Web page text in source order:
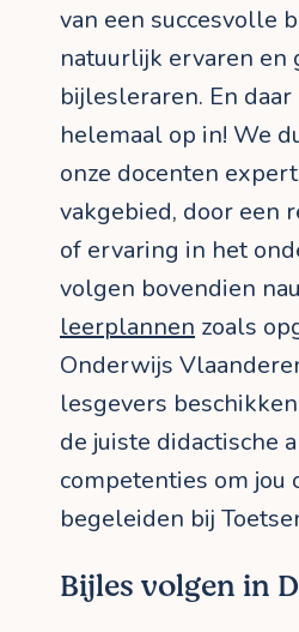
van een succesvolle
natuurlijk ervaren en
bijlesleraren. En
helemaal op in! We
onze docenten
vakgebied, door een
of ervaring in het
volgen bovendien
leerplannen zoals
Onderwijs
lesgevers
de juiste didactische
competenties om jou
begeleiden bij
Bijles volgen in